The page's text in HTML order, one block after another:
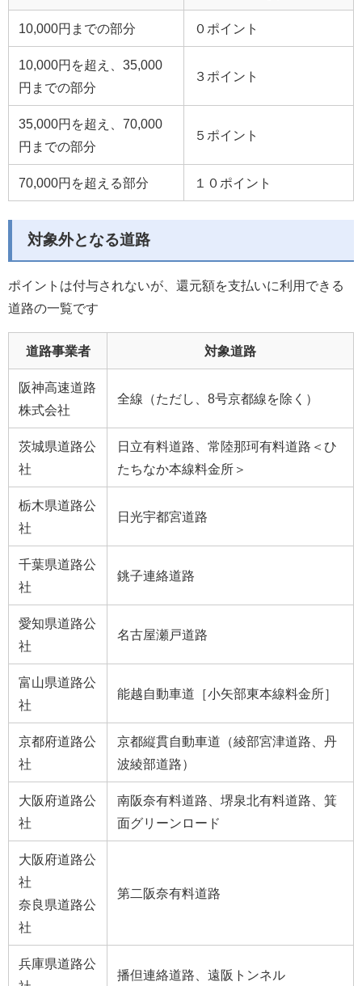
10,000円までの部分 ０ポイント
10,000円を超え、35,000
円までの部分
３ポイント
35,000円を超え、70,000
円までの部分
５ポイント
70,000円を超える部分 １０ポイント
対象外となる道路
ポイントは付与されないが、還元額を支払いに利用できる
道路の一覧です
道路事業者 対象道路
阪神高速道路
株式会社
全線（ただし、8号京都線を除く）
茨城県道路公
社
日立有料道路、常陸那珂有料道路＜ひ
たちなか本線料金所＞
栃木県道路公
社
日光宇都宮道路
千葉県道路公
社
銚子連絡道路
愛知県道路公
社
名古屋瀬戸道路
富山県道路公
社
能越自動車道［小矢部東本線料金所］
京都府道路公
社
京都縦貫自動車道（綾部宮津道路、丹
波綾部道路）
大阪府道路公
社
南阪奈有料道路、堺泉北有料道路、箕
面グリーンロード
大阪府道路公
社
奈良県道路公
社
第二阪奈有料道路
兵庫県道路公
播但連絡道路、遠阪トンネル